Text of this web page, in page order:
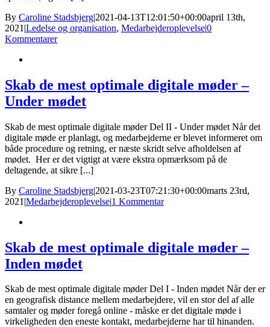
By Caroline Stadsbjerg|2021-04-13T12:01:50+00:00april 13th,
2021 |Ledelse og organisation, Medarbejderoplevelse|0
Kommentarer
Skab de mest optimale digitale møder –
Under mødet
Skab de mest optimale digitale møder Del II - Under mødet Når det
digitale møde er planlagt, og medarbejderne er blevet informeret om
både procedure og retning, er næste skridt selve afholdelsen af
mødet. Her er det vigtigt at være ekstra opmærksom på de
deltagende, at sikre [...]
By Caroline Stadsbjerg|2021-03-23T07:21:30+00:00marts 23rd,
2021 |Medarbejderoplevelse|1 Kommentar
Skab de mest optimale digitale møder –
Inden mødet
Skab de mest optimale digitale møder Del I - Inden mødet Når der er
en geografisk distance mellem medarbejdere, vil en stor del af alle
samtaler og møder foregå online - måske er det digitale møde i
virkeligheden den eneste kontakt, medarbejderne har til hinanden.